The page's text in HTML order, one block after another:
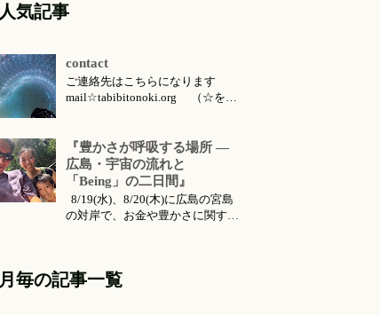
人気記事
contact
ご連絡先はこちらになります
mail☆tabibitonoki.org （☆を@
こちらです 今月のイベント・ワ
ークショップ・セッション・リト
リート・出張情報等 対面セッシ
ョン所要時間・場所 セッション
メニ...
『豊かさが呼吸する場所 ―
広島・宇宙の流れと
「Being」の二日間』
8/19(水)、8/20(木)に広島の宮島
の対岸で、お金や豊かさに関する
かさ・宇宙の流れ〜』 のお話の
月毎の記事一覧